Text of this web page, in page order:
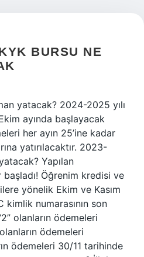
BURSU NE
yatacak? 2024-2025 yılı
ayında başlayacak
her ayın 25’ine kadar
yatırılacaktır. 2023-
Yapılan
başladı! Öğrenim kredisi ve
yönelik Ekim ve Kasım
numarasının son
olanların ödemeleri
ödemeleri
ödemeleri 30/11 tarihinde